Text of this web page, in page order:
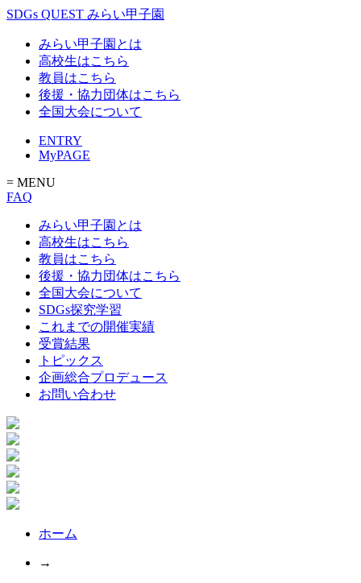
SDGs QUEST みらい甲子園
みらい甲子園とは
高校生はこちら
教員はこちら
後援・協力団体はこちら
全国大会について
ENTRY
MyPAGE
= MENU
FAQ
みらい甲子園とは
高校生はこちら
教員はこちら
後援・協力団体はこちら
全国大会について
SDGs探究学習
これまでの開催実績
受賞結果
トピックス
企画総合プロデュース
お問い合わせ
ホーム
→